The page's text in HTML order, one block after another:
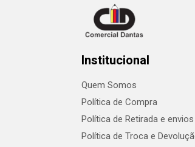
Institucional
Quem Somos
Política de Compra
Política de Retirada e envios
Política de Troca e